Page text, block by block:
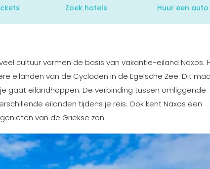
Zoek hotels Huur een auto
cultuur vormen de basis van vakantie-eiland Naxos.
eilanden van de Cycladen in de Egeïsche Zee. Dit
gaat eilandhoppen. De verbinding tussen omliggende
eilanden tijdens je reis. Ook kent Naxos een
van de Griekse zon.